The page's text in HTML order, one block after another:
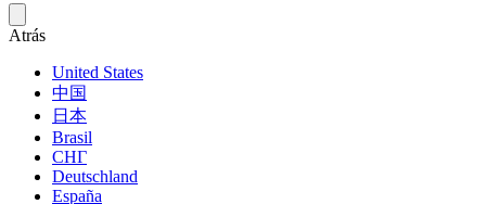
Atrás
United States
中国
日本
Brasil
СНГ
Deutschland
España